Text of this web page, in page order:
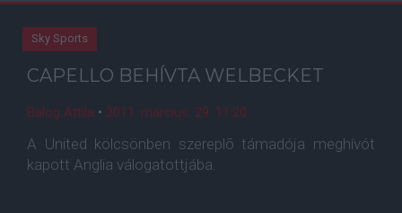
Sky Sports
CAPELLO BEHÍVTA WELBECKET
Balog Attila • 2011. március. 29. 11:20
A United kölcsönben szereplõ támadója meghívót
kapott Anglia válogatottjába.